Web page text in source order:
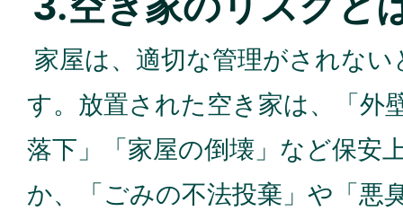
家屋は、適切な管理がされな
す。放置された空き家は、「外
落下」「家屋の倒壊」など保安
か、「ごみの不法投棄」や「悪